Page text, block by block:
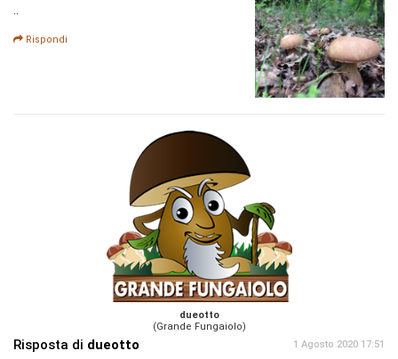
..
Rispondi
dueotto
(Grande Fungaiolo)
Risposta di dueotto 1 Agosto 2020 17:51